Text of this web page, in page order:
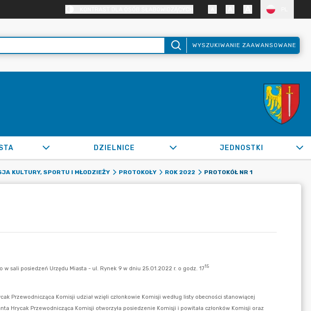
WYSZUKIWANIE ZAAWANSOWANE
DZIELNICE JEDNOSTKI
KULTURY, SPORTU I MŁODZIEŻY PROTOKOŁY ROK 2022 PROTOKÓŁ NR 1